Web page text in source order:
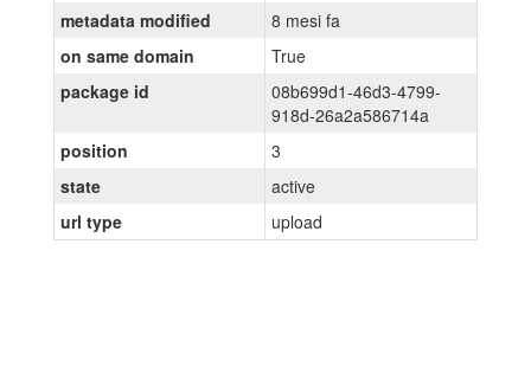
metadata modified
8 mesi fa
on same domain
True
package id
08b699d1-46d3-4799-
918d-26a2a586714a
position
3
state
active
url type
upload